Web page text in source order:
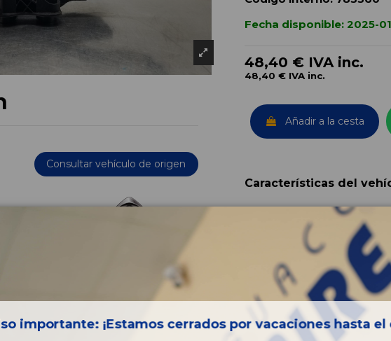
Consultar vehículo de origen
Fecha disponible: 2025-
48,40 € IVA inc.
48,40 € IVA inc.
Añadir a la cesta
Características del
Año fabricación
Código motor
Bastidor
Combustible
importante: ¡Estamos cerrados por vacaciones hasta el